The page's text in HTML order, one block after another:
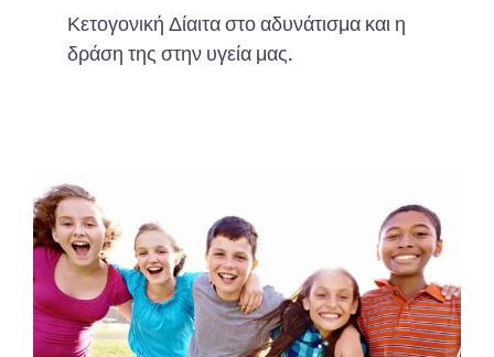
Κετογονική Δίαιτα στο αδυνάτισμα και η
δράση της στην υγεία μας.